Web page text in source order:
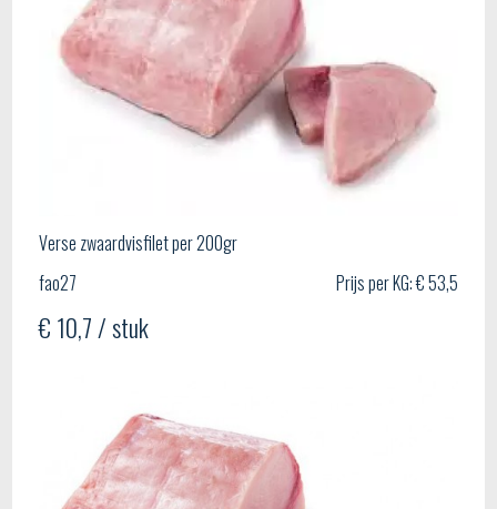
Verse zwaardvisfilet per 200gr
fao27
Prijs per KG: € 53,5
€ 10,7 / stuk